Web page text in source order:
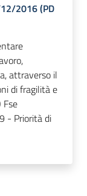
2016(PD
attraverso il
di fragilità e
- Priorità di